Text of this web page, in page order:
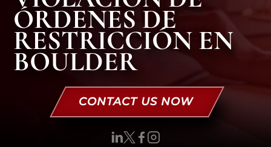
MAKE A PAYMENT
CONTACT US
ÓRDENES DE
RESTRICCIÓN EN
BOULDER
CONTACT US NOW